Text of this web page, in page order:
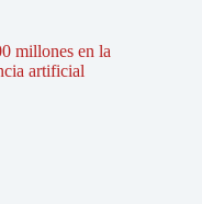
millones en la
artificial